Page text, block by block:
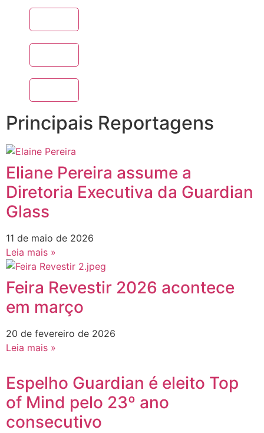
Principais Reportagens
Eliane Pereira assume a
Diretoria Executiva da Guardian
Glass
11 de maio de 2026
Leia mais »
Feira Revestir 2026 acontece
em março
20 de fevereiro de 2026
Leia mais »
Espelho Guardian é eleito Top
of Mind pelo 23º ano
consecutivo